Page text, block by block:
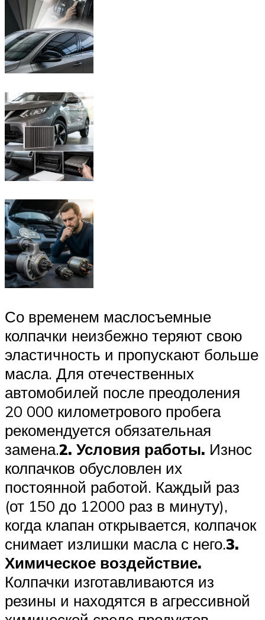
Со временем маслосъемные
колпачки неизбежно теряют свою
эластичность и пропускают больше
масла. Для отечественных
автомобилей после преодоления
20 000 километрового пробега
рекомендуется обязательная
замена.2. Условия работы. Износ
колпачков обусловлен их
постоянной работой. Каждый раз
(от 150 до 12000 раз в минуту),
когда клапан открывается, колпачок
снимает излишки масла с него.3.
Химическое воздействие.
Колпачки изготавливаются из
резины и находятся в агрессивной